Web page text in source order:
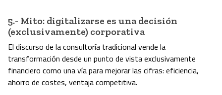
5.- Mito: digitalizarse es una decisión
(exclusivamente) corporativa
El discurso de la consultoría tradicional vende la
transformación desde un punto de vista exclusivamente
financiero como una vía para mejorar las cifras: eficiencia,
ahorro de costes, ventaja competitiva.